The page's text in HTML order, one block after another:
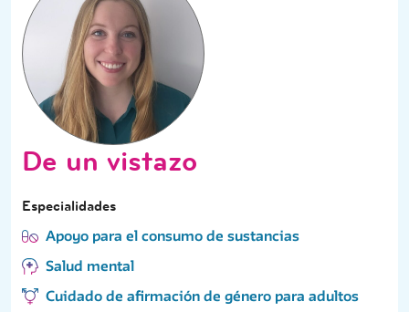
De un vistazo
Especialidades
Apoyo para el consumo de sustancias
Salud mental
Cuidado de afirmación de género para adultos